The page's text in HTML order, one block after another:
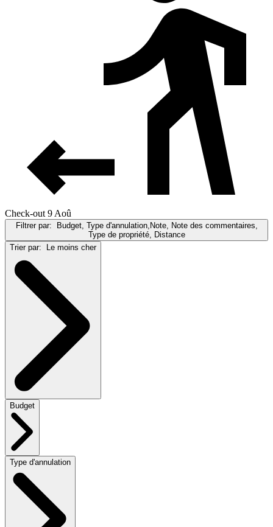
Check-out 9 Aoû
Filtrer par: Budget, Type d'annulation,Note, Note des commentaires,
Type de propriété, Distance
Trier par: Le moins cher
Budget
Type d'annulation